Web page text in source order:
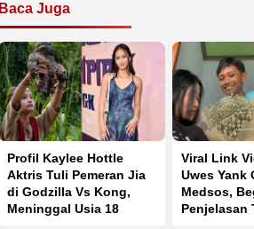
Baca Juga
Profil Kaylee Hottle
Aktris Tuli Pemeran Jia
di Godzilla Vs Kong,
Meninggal Usia 18
Viral Link
Uwes Yank
Medsos,
Penjelasan